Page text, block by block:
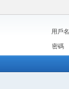
用戶名
密碼